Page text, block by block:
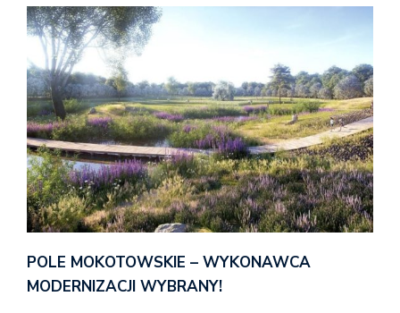
POLE MOKOTOWSKIE – WYKONAWCA
MODERNIZACJI WYBRANY!